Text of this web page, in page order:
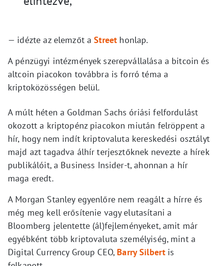
— idézte az elemzőt aStreet honlap.
A pénzügyi intézmények szerepvállalása a bitcoin és
altcoin piacokon továbbra is forró téma a
kriptoközösségen belül.
A múlt héten a Goldman Sachs óriási felfordulást
okozott a kriptopénz piacokon miután felröppent a
hír, hogy nem indít kriptovaluta kereskedési osztályt
majd azt tagadva álhír terjesztőknek nevezte a hírek
publikálóit, a Business Insider-t, ahonnan a hír
maga eredt.
A Morgan Stanley egyenlőre nem reagált a hírre és
még meg kell erősítenie vagy elutasítani a
Bloomberg jelentette (ál)fejleményeket, amit már
egyébként több kriptovaluta személyiség, mint a
Digital Currency Group CEO, Barry Silbert is